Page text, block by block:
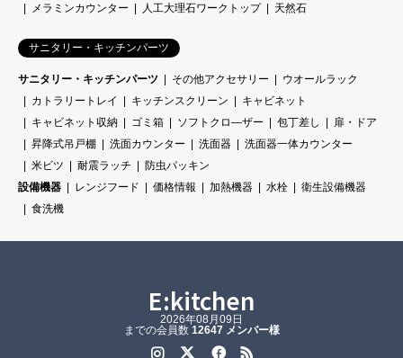
メラミンカウンター
人工大理石ワークトップ 天然石
サニタリー・キッチンパーツ
サニタリー・キッチンパーツ その他アクセサリー
ウオールラック
カトラリートレイ
キッチンスクリーン
キャビネット
キャビネット収納
ゴミ箱 ソフトクロ―ザー 包丁差し
扉・ドア
昇降式吊戸棚
洗面カウンター 洗面器
洗面器一体カウンター
米ビツ
耐震ラッチ
防虫パッキン
設備機器
レンジフード 価格情報 加熱機器 水栓
衛生設備機器
食洗機
E:kitchen
2026年08月09日
までの会員数 12647 メンバー様
FacebookRSS